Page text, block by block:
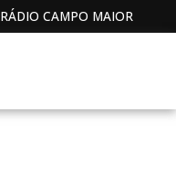
RÁDIO CAMPO MAIOR